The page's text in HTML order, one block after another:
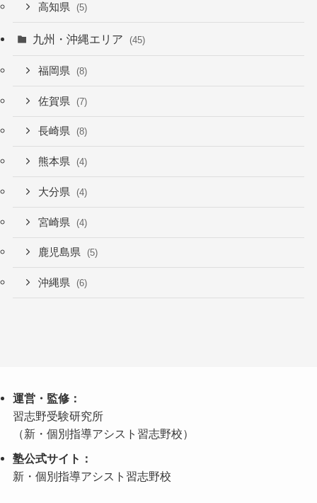
高知県 (5)
九州・沖縄エリア (45)
福岡県 (8)
佐賀県 (7)
長崎県 (8)
熊本県 (4)
大分県 (4)
宮崎県 (4)
鹿児島県 (5)
沖縄県 (6)
運営・監修：
習志野受験研究所
（新・個別指導アシスト習志野校）
塾公式サイト：
新・個別指導アシスト習志野校